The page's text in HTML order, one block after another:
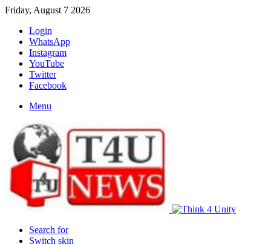
Friday, August 7 2026
Login
WhatsApp
Instagram
YouTube
Twitter
Facebook
Menu
Search for
Switch skin